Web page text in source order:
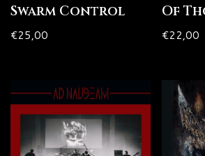
Swarm Control
€25,00
Of
€22,00